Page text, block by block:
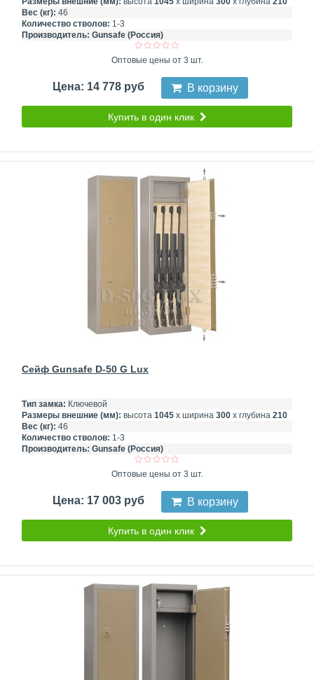
Вес (кг): 46
Количество стволов: 1-3
Производитель: Gunsafe (Россия)
Оптовые цены от 3 шт.
Цена: 14 778 руб В корзину
Купить в один клик
Сейф Gunsafe D-50 G Lux
Тип замка: Ключевой
Размеры внешние (мм): высота 1045 х ширина 300 х глубина 210
Вес (кг): 46
Количество стволов: 1-3
Производитель: Gunsafe (Россия)
Оптовые цены от 3 шт.
Цена: 17 003 руб В корзину
Купить в один клик